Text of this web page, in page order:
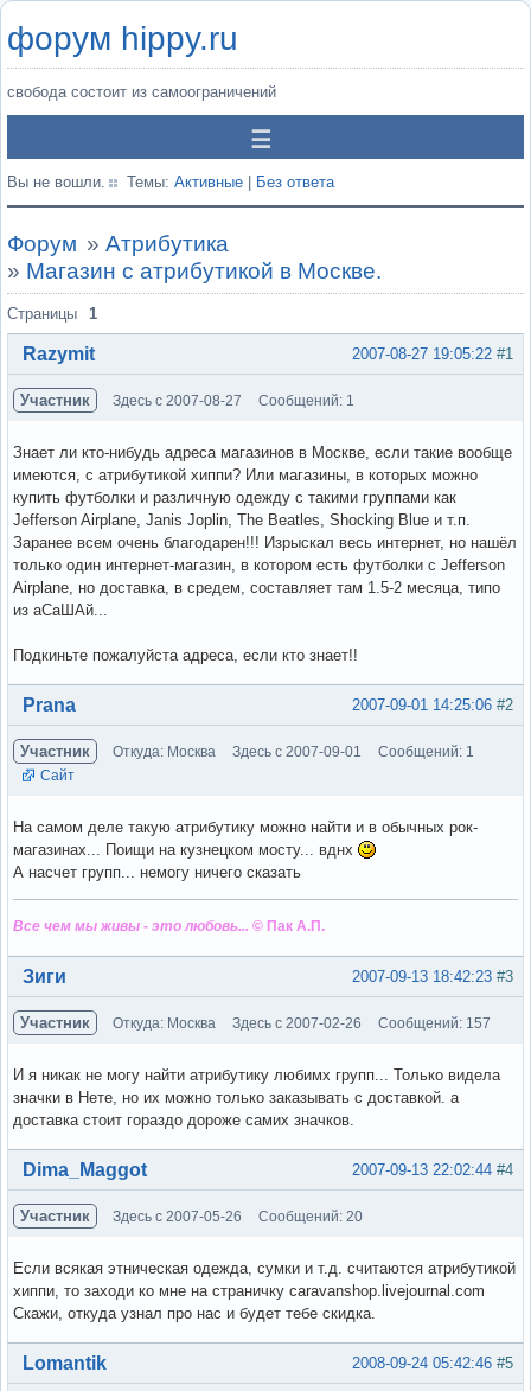
форум hippy.ru
свобода состоит из самоограничений
Вы не вошли. Темы: Активные Без ответа
Форум » Атрибутика
» Магазин с атрибутикой в Москве.
Страницы 1
#1
2007-08-27 19:05:22
Razymit
Участник Здесь с 2007-08-27 Сообщений: 1
Знает ли кто-нибудь адреса магазинов в Москве, если такие вообще
имеются, с атрибутикой хиппи? Или магазины, в которых можно
купить футболки и различную одежду с такими группами как
Jefferson Airplane, Janis Joplin, The Beatles, Shocking Blue и т.п.
Заранее всем очень благодарен!!! Изрыскал весь интернет, но нашёл
только один интернет-магазин, в котором есть футболки с Jefferson
Airplane, но доставка, в средем, составляет там 1.5-2 месяца, типо
из аСаШАй...
Подкиньте пожалуйста адреса, если кто знает!!
Вне форума #2
2007-09-01 14:25:06
Prana
Участник Откуда: Москва Здесь с 2007-09-01
Сообщений: 1
Сайт
На самом деле такую атрибутику можно найти и в обычных рок-
магазинах... Поищи на кузнецком мосту... вднх
А насчет групп... немогу ничего сказать
Все чем мы живы - это любовь... © Пак А.П.
Вне форума #3
2007-09-13 18:42:23
Зиги
Участник Откуда: Москва Здесь с 2007-02-26 Сообщений: 157
И я никак не могу найти атрибутику любимх групп... Только видела
значки в Нете, но их можно только заказывать с доставкой. а
доставка стоит гораздо дороже самих значков.
Вне форума #4
2007-09-13 22:02:44
Dima_Maggot
Участник Здесь с 2007-05-26 Сообщений: 20
Если всякая этническая одежда, сумки и т.д. считаются атрибутикой
хиппи, то заходи ко мне на страничку caravanshop.livejournal.com
Скажи, откуда узнал про нас и будет тебе скидка.
Вне форума #5
2008-09-24 05:42:46
Lomantik